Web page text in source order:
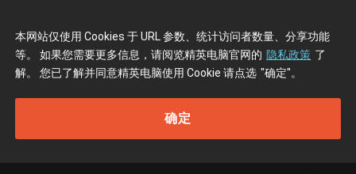
本网站仅使用 Cookies 于 URL 参数、统计访问者数量、分享功能
等。 如果您需要更多信息，请阅览精英电脑官网的 隐私政策 了
解。 您已了解并同意精英电脑使用 Cookie 请点选 "确定"。
确定